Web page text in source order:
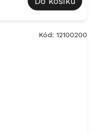
Kód: 12100200